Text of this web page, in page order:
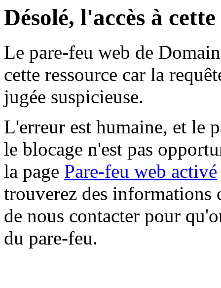
Désolé, l'accès à
Le pare-feu web de
cette ressource car la
jugée suspicieuse.
L'erreur est humaine, et le
le blocage n'est pas
la page Pare-feu web activé
trouverez des informations
de nous contacter pour
du pare-feu.